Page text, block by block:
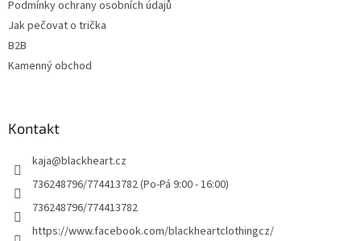
Podmínky ochrany osobních údajů
Jak pečovat o trička
B2B
Kamenný obchod
Kontakt
kaja@blackheart.cz
736248796/774413782 (Po-Pá 9:00 - 16:00)
736248796/774413782
https://www.facebook.com/blackheartclothingcz/